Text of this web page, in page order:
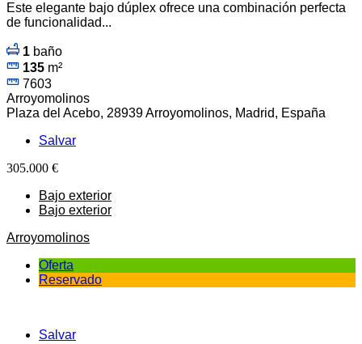
Este elegante bajo dúplex ofrece una combinación perfecta
de funcionalidad...
1 baño
135 m²
7603
Arroyomolinos
Plaza del Acebo, 28939 Arroyomolinos, Madrid, España
Salvar
305.000 €
Bajo exterior
Bajo exterior
Arroyomolinos
Oferta
Reservado
Salvar